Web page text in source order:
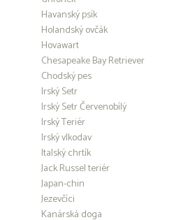
Havanský psík
Holandský ovčák
Hovawart
Chesapeake Bay Retriever
Chodský pes
Irský Setr
Irský Setr Červenobílý
Irský Teriér
Irský vlkodav
Italský chrtík
Jack Russel teriér
Japan-chin
Jezevčíci
Kanárská doga